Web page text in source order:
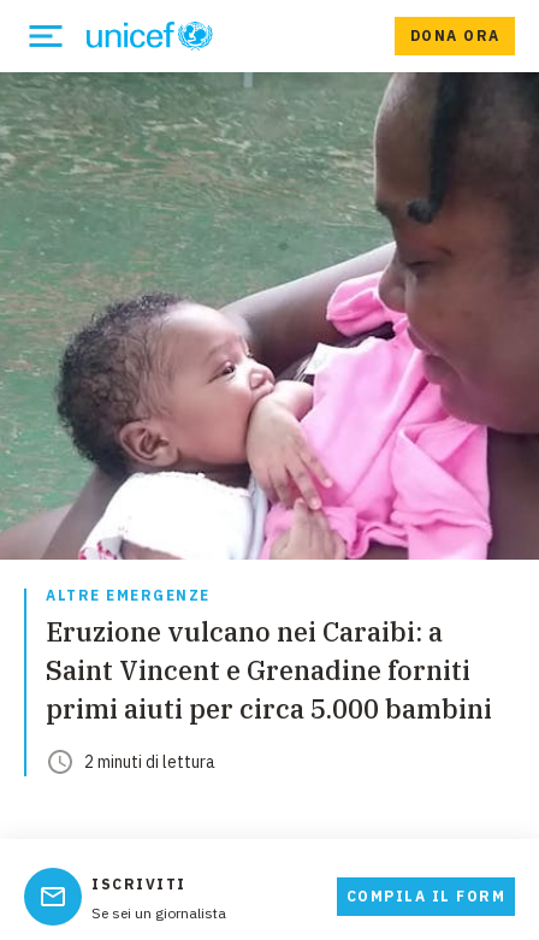
DONA ORA
ALTRE EMERGENZE
Eruzione vulcano nei Caraibi: a
Saint Vincent e Grenadine forniti
primi aiuti per circa 5.000 bambini
2 minuti di lettura
ISCRIVITI
Se sei un giornalista
COMPILA IL FORM